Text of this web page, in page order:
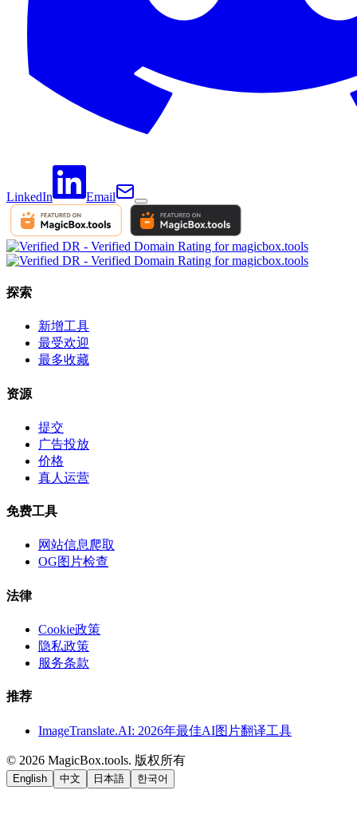
LinkedIn Email
探索
新增工具
最受欢迎
最多收藏
资源
提交
广告投放
价格
真人运营
免费工具
网站信息爬取
OG图片检查
法律
Cookie政策
隐私政策
服务条款
推荐
ImageTranslate.AI: 2026年最佳AI图片翻译工具
© 2026 MagicBox.tools. 版权所有
English 中文 日本語 한국어